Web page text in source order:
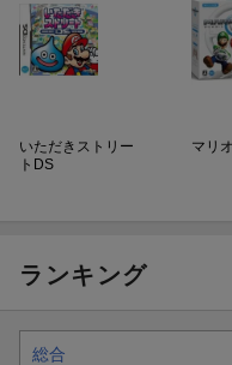
いただきストリー
トDS
マリ
ランキング
総合